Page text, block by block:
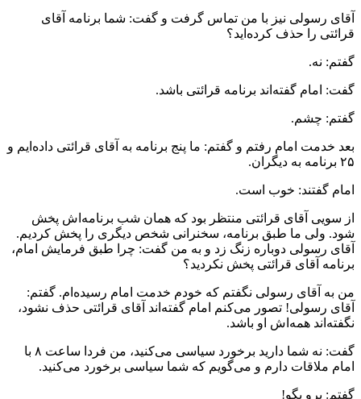
آقای رسولی نیز با من تماس گرفت و گفت: شما برنامه آقای
قرائتی را حذف کرده‌اید؟‌
گفتم: نه.
گفت: امام گفته‌اند برنامه قرائتی باشد.
گفتم: چشم.
بعد خدمت امام رفتم و گفتم: ما پنج برنامه به آقای قرائتی داده‌ایم و
۲۵ برنامه به دیگران.
امام گفتند: خوب است.
از سویی آقای قرائتی منتظر بود که همان شب برنامه‌اش پخش
شود. ولی ما طبق برنامه، سخنرانی شخص دیگری را پخش کردیم.
آقای رسولی دوباره زنگ زد و به من گفت: چرا طبق فرمایش امام،
برنامه آقای قرائتی پخش نکردید؟
من به آقای رسولی نگفتم که خودم خدمت امام رسیده‌ام. گفتم:
آقای رسولی!‌ تصور می‌کنم امام گفته‌اند آقای قرائتی حذف نشود،
نگفته‌اند همه‌اش او باشد.
گفت: نه شما دارید برخورد سیاسی می‌کنید، من فردا ساعت ۸ با
امام ملاقات دارم و می‌گویم که شما سیاسی برخورد می‌کنید.
گفتم: برو بگو!